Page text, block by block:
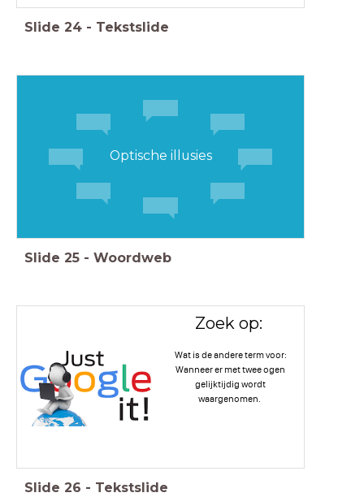
Slide 24 - Tekstslide
Optische illusies
Slide 25 - Woordweb
Zoek op:
Wat is de andere term voor:
Wanneer er met twee ogen
gelijktijdig wordt
waargenomen.
Slide 26 - Tekstslide